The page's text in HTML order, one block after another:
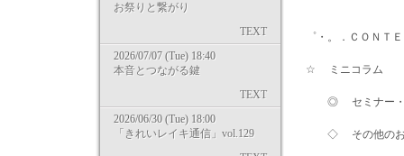
お祭りと繋がり
TEXT
2026/07/07 (Tue) 18:40
本音とつながる鍵
TEXT
2026/06/30 (Tue) 18:00
「きれいレイキ通信」vol.129
゜・。．Ｃ
☆ ミニコラム
◎ セミナー・
◇ その他のお